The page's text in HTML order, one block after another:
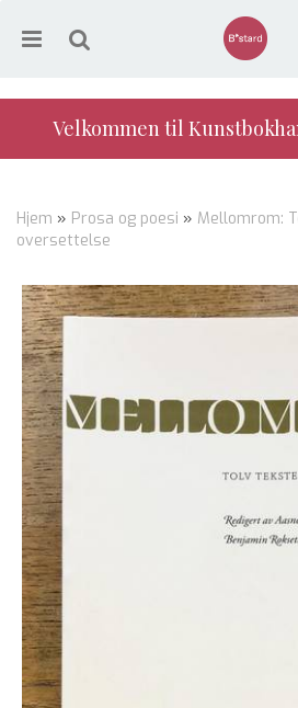
Velkommen til
Hjem » Prosa og poesi » Mellomrom:
oversettelse